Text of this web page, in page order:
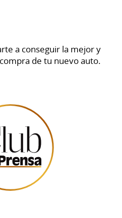
a conseguir la mejor y
de tu nuevo auto.